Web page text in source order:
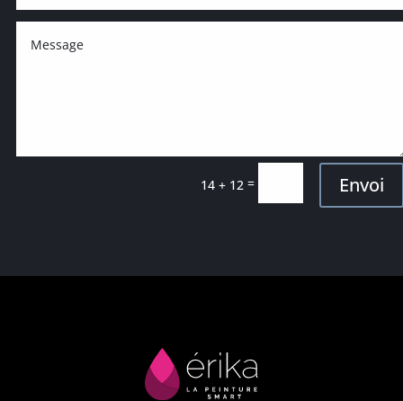
14 + 12 = Envoi